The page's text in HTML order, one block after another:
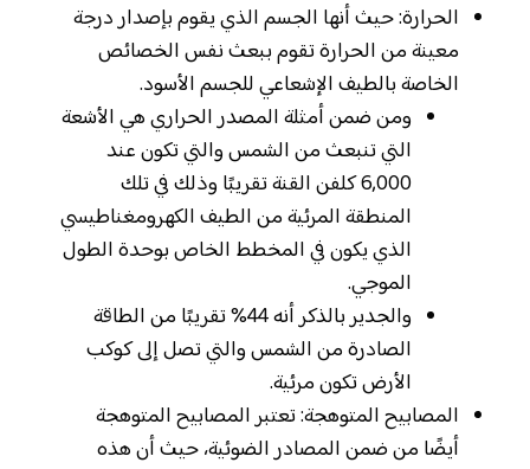
الحرارة: حيث أنها الجسم الذي يقوم بإصدار درجة
معينة من الحرارة تقوم ببعث نفس الخصائص
الخاصة بالطيف الإشعاعي للجسم الأسود.
ومن ضمن أمثلة المصدر الحراري هي الأشعة
التي تنبعث من الشمس والتي تكون عند
6,000 كلفن القنة تقريبًا وذلك في تلك
المنطقة المرئية من الطيف الكهرومغناطيسي
الذي يكون في المخطط الخاص بوحدة الطول
الموجي.
والجدير بالذكر أنه 44% تقريبًا من الطاقة
الصادرة من الشمس والتي تصل إلى كوكب
الأرض تكون مرئية.
المصابيح المتوهجة: تعتبر المصابيح المتوهجة
أيضًا من ضمن المصادر الضوئية، حيث أن هذه